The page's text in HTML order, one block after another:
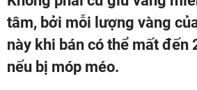
tâm, bởi mỗi lượng vàng
này khi bán có thể mất đến
nếu bị móp méo.